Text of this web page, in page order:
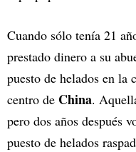
Cuando sólo tenía 21
prestado dinero a su
puesto de helados en la
centro de China.
pero dos años después
puesto de helados